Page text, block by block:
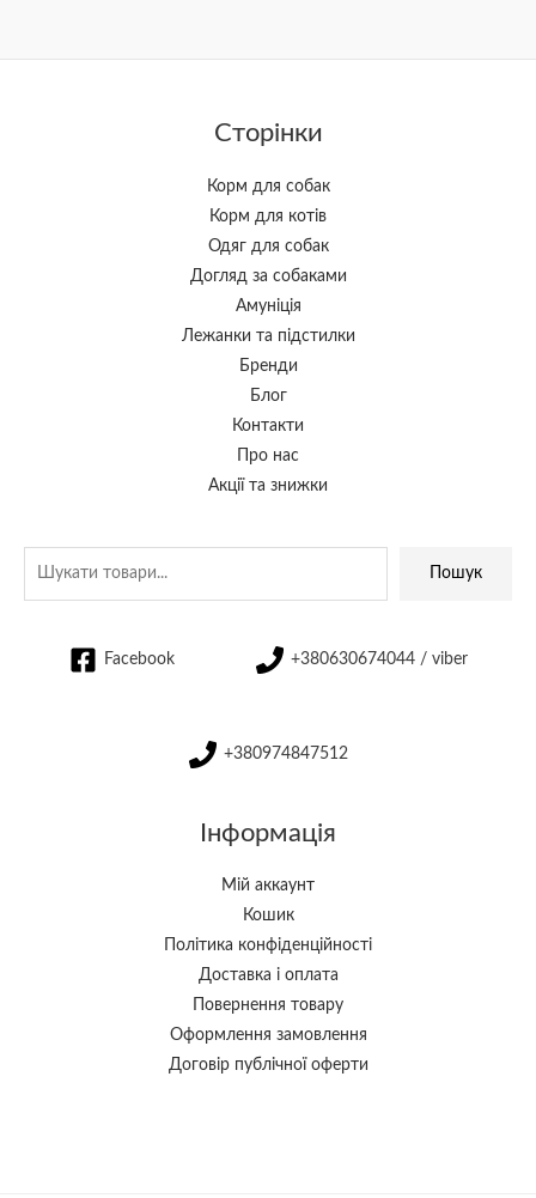
Сторінки
Корм для собак
Корм для котів
Одяг для собак
Догляд за собаками
Амуніція
Лежанки та підстилки
Бренди
Блог
Контакти
Про нас
Акції та знижки
Пошук
Facebook +380630674044 / viber
+380974847512
Інформація
Мій аккаунт
Кошик
Політика конфіденційності
Доставка і оплата
Повернення товару
Оформлення замовлення
Договір публічної оферти